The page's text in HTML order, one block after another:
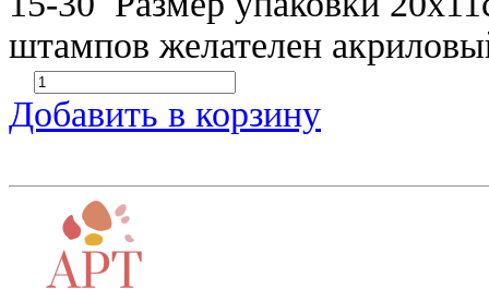
штампов желателен
Добавить в корзину